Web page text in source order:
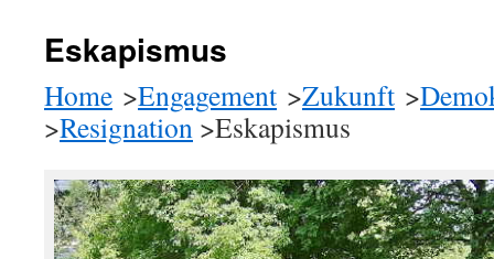
Eskapismus
Home >Engagement >Zukunft >
>Resignation >Eskapismus